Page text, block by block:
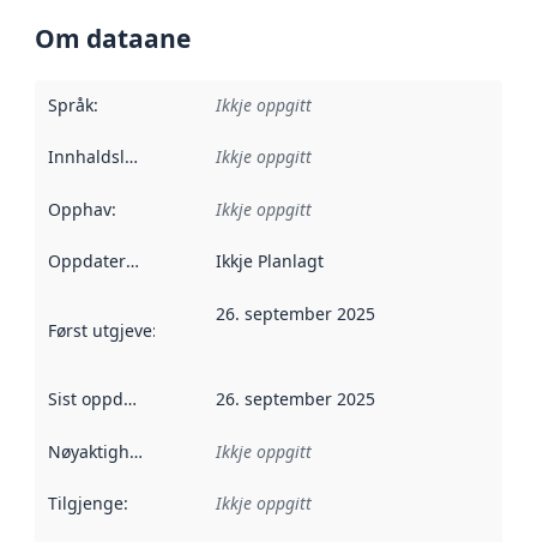
Om dataane
Språk: Ikkje oppgitt
Innhaldsleverandørar :
Ikkje oppgitt
Opphav: Ikkje oppgitt
Oppdateringsfrekvens :
Ikkje Planlagt
Først utgjeve: Denne datoen seier når dataa i dette
26. september 2025
Sist oppdatert 26. september 2025
Nøyaktigheit Ikkje oppgitt
Tilgjenge: Ikkje oppgitt